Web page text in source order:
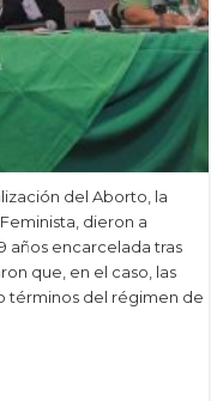
del Aborto, la
dieron a
años encarcelada tras
que, en el caso, las
términos del régimen de